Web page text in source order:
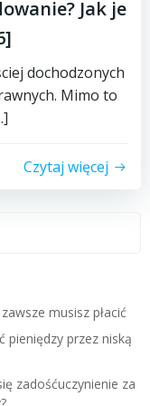
Jak je
dochodzonych
Mimo to
Czytaj więcej
musisz płacić
pieniędzy przez niską
zadośćuczynienie za